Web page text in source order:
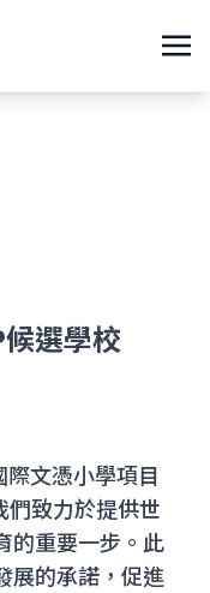
選學校
際文憑小學項目
們致力於提供世
的重要一步。此
展的承諾，促進